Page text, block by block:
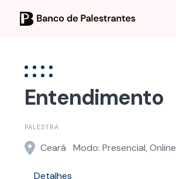
Entendimento
PALESTRA
Ceará Modo: Presencial, Online
Detalhes